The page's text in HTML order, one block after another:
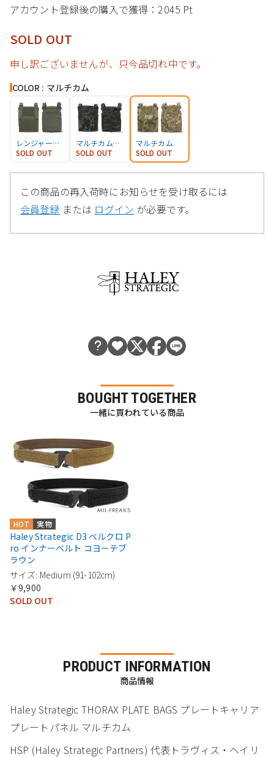
アカウント登録後の購入で獲得：2045 Pt
SOLD OUT
申し訳ございませんが、只今品切れ中です。
COLOR : マルチカム
レンジャーグリーン
SOLD OUT
マルチカムブラック
SOLD OUT
マルチカム
SOLD OUT
この商品の再入荷時にお知らせを受け取るには
会員登録 または ログイン が必要です。
BOUGHT TOGETHER
一緒に買われている商品
実物
HOT
Haley Strategic D3 ベルクロ P
ro インナーベルト コヨーテブ
ラウン
サイズ: Medium (91-102cm)
￥9,900
SOLD OUT
PRODUCT INFORMATION
商品情報
Haley Strategic THORAX PLATE BAGS プレートキャリア
プレートパネル マルチカム
HSP (Haley Strategic Partners) 代表トラヴィス・ヘイリ